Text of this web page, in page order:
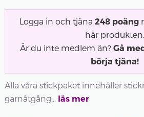
Logga in och tjäna 248 poäng
här produkten.
Är du inte medlem än? Gå
börja tjäna!
Alla våra stickpaket innehåller
garnåtgång... läs mer